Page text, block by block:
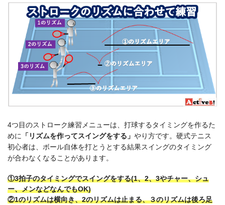
4つ目のストローク練習メニューは、打球するタイミングを作るた
めに
「リズムを作ってスイングをする」 やり方です。硬式テニス
初心者は、ボール自体を打とうとする結果スイングのタイミング
が合わなくなることがあります。
①3拍子のタイミングでスイングをする(1、2、3やチャー、シュ
ー、メンなどなんでもOK)
②1のリズムは横向き、2のリズムは止まる、３のリズムは後ろ足